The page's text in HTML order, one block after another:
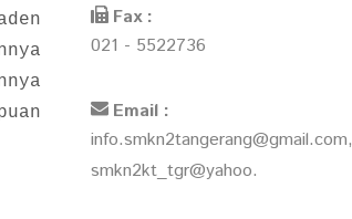
Fax :
021 - 5522736
Email :
info.smkn2tangerang@gmail.com,
smkn2kt_tgr@yahoo.